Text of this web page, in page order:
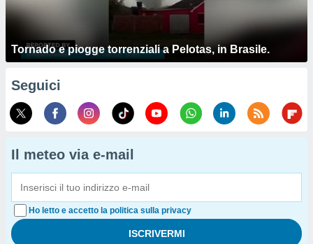
Tornado e piogge torrenziali a Pelotas, in Brasile.
Seguici
Il meteo via e-mail
Ho letto e accetto la politica sulla privacy